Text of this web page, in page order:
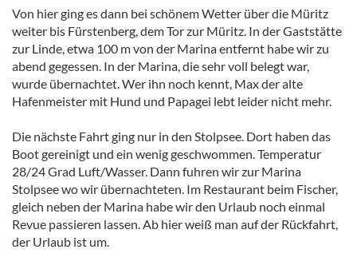
Von hier ging es dann bei schönem Wetter über die Müritz
weiter bis Fürstenberg, dem Tor zur Müritz. In der Gaststätte
zur Linde, etwa 100 m von der Marina entfernt habe wir zu
abend gegessen. In der Marina, die sehr voll belegt war,
wurde übernachtet. Wer ihn noch kennt, Max der alte
Hafenmeister mit Hund und Papagei lebt leider nicht mehr.
Die nächste Fahrt ging nur in den Stolpsee. Dort haben das
Boot gereinigt und ein wenig geschwommen. Temperatur
28/24 Grad Luft/Wasser. Dann fuhren wir zur Marina
Stolpsee wo wir übernachteten. Im Restaurant beim Fischer,
gleich neben der Marina habe wir den Urlaub noch einmal
Revue passieren lassen. Ab hier weiß man auf der Rückfahrt,
der Urlaub ist um.